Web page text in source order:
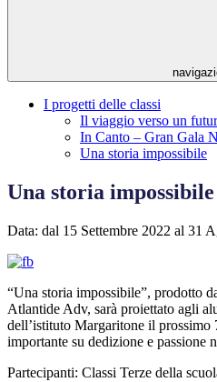
I progetti delle classi
Il viaggio verso un
In Canto – Gran Gala
Una storia impossibile
Una storia impossibile
Data: dal 15 Settembre 2022 al 31
“Una storia impossibile”, prodotto
Atlantide Adv, sarà proiettato agli
dell’istituto Margaritone il
importante su dedizione e passione
Partecipanti: Classi Terze della